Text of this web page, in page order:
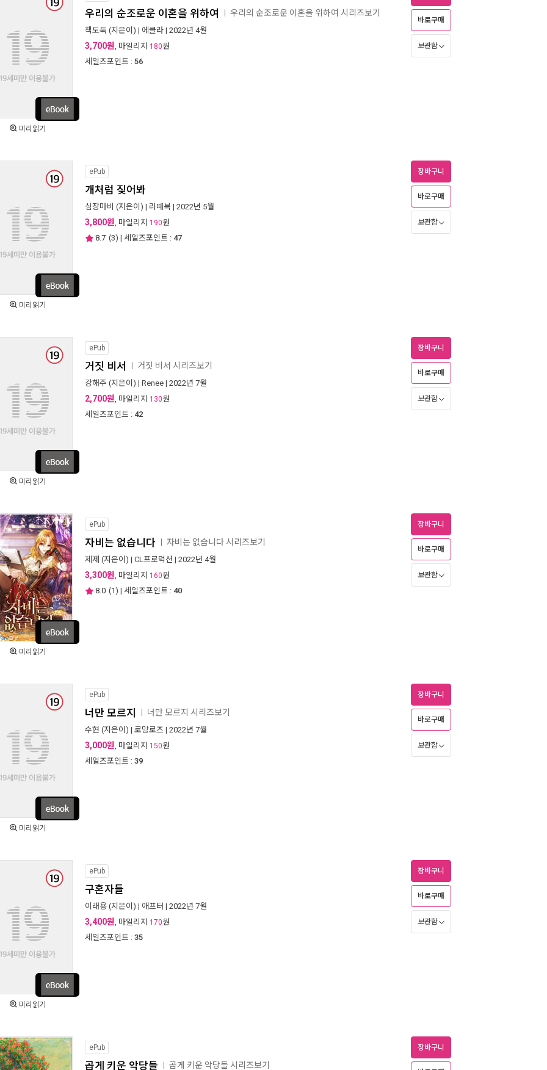
미리읽기
우리의 순조로운 이혼을 위하여 우리의 순조로운 이혼을 위하여 시리즈보기
책도둑 (지은이) | 에클라 | 2022년 4월
3,700원, 마일리지 180원
세일즈포인트 : 56
바로구매
보관함
미리읽기
ePub
개처럼 짖어봐
심장마비 (지은이) | 라떼북 | 2022년 5월
3,800원, 마일리지 190원
8.7 (3) | 세일즈포인트 : 47
장바구니
바로구매
보관함
미리읽기
ePub
거짓 비서 거짓 비서 시리즈보기
강해주 (지은이) | Renee | 2022년 7월
2,700원, 마일리지 130원
세일즈포인트 : 42
장바구니
바로구매
보관함
미리읽기
ePub
자비는 없습니다 자비는 없습니다 시리즈보기
제제 (지은이) | CL프로덕션 | 2022년 4월
3,300원, 마일리지 160원
8.0 (1) | 세일즈포인트 : 40
장바구니
바로구매
보관함
미리읽기
ePub
너만 모르지 너만 모르지 시리즈보기
수현 (지은이) | 로망로즈 | 2022년 7월
3,000원, 마일리지 150원
세일즈포인트 : 39
장바구니
바로구매
보관함
미리읽기
ePub
구혼자들
이래용 (지은이) | 애프터 | 2022년 7월
3,400원, 마일리지 170원
세일즈포인트 : 35
장바구니
바로구매
보관함
ePub
곱게 키운 악당들 곱게 키운 악당들 시리즈보기
장바구니